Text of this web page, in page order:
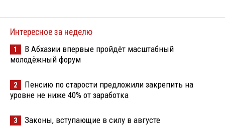
Интересное за неделю
1
В Абхазии впервые пройдёт масштабный
молодёжный форум
2
Пенсию по старости предложили закрепить на
уровне не ниже 40% от заработка
3 Законы, вступающие в силу в августе